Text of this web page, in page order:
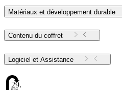
Matériaux et développement durable
Contenu du coffret
Logiciel et Assistance
29.77